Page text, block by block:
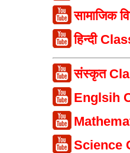
सामाजिक
हिन्दी
संस्कृत
Englsih
Science